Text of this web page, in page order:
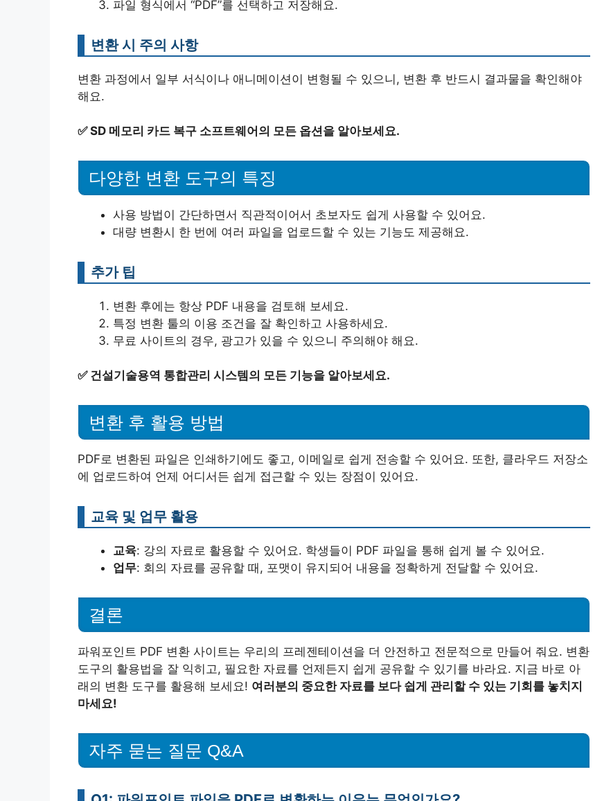
파일 형식에서 “PDF”를 선택하고 저장해요.
변환 시 주의 사항
변환 과정에서 일부 서식이나 애니메이션이 변형될 수 있으니, 변환 후 반드시 결과물을 확인해야
해요.
✅SD 메모리 카드 복구 소프트웨어의 모든 옵션을 알아보세요.
다양한 변환 도구의 특징
사용 방법이 간단하면서 직관적이어서 초보자도 쉽게 사용할 수 있어요.
대량 변환시 한 번에 여러 파일을 업로드할 수 있는 기능도 제공해요.
추가 팁
변환 후에는 항상 PDF 내용을 검토해 보세요.
특정 변환 툴의 이용 조건을 잘 확인하고 사용하세요.
무료 사이트의 경우, 광고가 있을 수 있으니 주의해야 해요.
✅ 건설기술용역 통합관리 시스템의 모든 기능을 알아보세요.
변환 후 활용 방법
PDF로 변환된 파일은 인쇄하기에도 좋고, 이메일로 쉽게 전송할 수 있어요. 또한, 클라우드 저장소
에 업로드하여 언제 어디서든 쉽게 접근할 수 있는 장점이 있어요.
교육 및 업무 활용
교육: 강의 자료로 활용할 수 있어요. 학생들이 PDF 파일을 통해 쉽게 볼 수 있어요.
업무: 회의 자료를 공유할 때, 포맷이 유지되어 내용을 정확하게 전달할 수 있어요.
결론
파워포인트 PDF 변환 사이트는 우리의 프레젠테이션을 더 안전하고 전문적으로 만들어 줘요. 변환
도구의 활용법을 잘 익히고, 필요한 자료를 언제든지 쉽게 공유할 수 있기를 바라요. 지금 바로 아
래의 변환 도구를 활용해 보세요! 여러분의 중요한 자료를 보다 쉽게 관리할 수 있는 기회를 놓치지
마세요!
자주 묻는 질문 Q&A